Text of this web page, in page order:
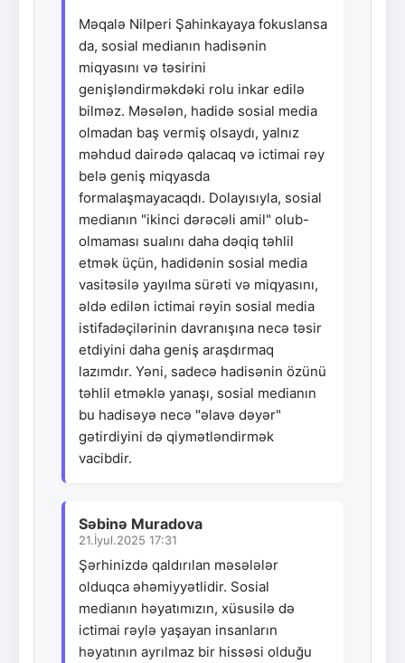
Məqalə Nilperi Şahinkayaya fokuslansa
da, sosial medianın hadisənin
miqyasını və təsirini
genişləndirməkdəki rolu inkar edilə
bilməz. Məsələn, hadidə sosial media
olmadan baş vermiş olsaydı, yalnız
məhdud dairədə qalacaq və ictimai rəy
belə geniş miqyasda
formalaşmayacaqdı. Dolayısıyla, sosial
medianın "ikinci dərəcəli amil" olub-
olmaması sualını daha dəqiq təhlil
etmək üçün, hadidənin sosial media
vasitəsilə yayılma sürəti və miqyasını,
əldə edilən ictimai rəyin sosial media
istifadəçilərinin davranışına necə təsir
etdiyini daha geniş araşdırmaq
lazımdır. Yəni, sadecə hadisənin özünü
təhlil etməklə yanaşı, sosial medianın
bu hadisəyə necə "əlavə dəyər"
gətirdiyini də qiymətləndirmək
vacibdir.
Səbinə Muradova
21.İyul.2025 17:31
Şərhinizdə qaldırılan məsələlər
olduqca əhəmiyyətlidir. Sosial
medianın həyatımızın, xüsusilə də
ictimai rəylə yaşayan insanların
həyatının ayrılmaz bir hissəsi olduğu